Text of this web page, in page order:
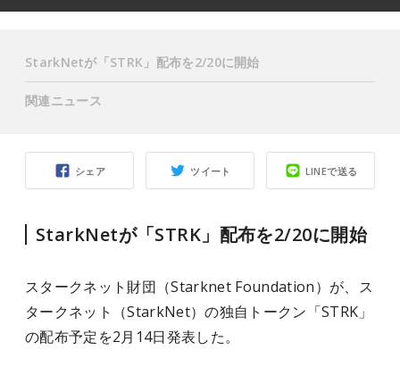
シェア ツイート LINEで送る
StarkNetが「STRK」配布を2/20に開始
スタークネット財団（Starknet Foundation）が、ス
タークネット（StarkNet）の独自トークン「STRK」
の配布予定を2月14日発表した。
StarkNetが「STRK」配布を2/20に開始
関連ニュース